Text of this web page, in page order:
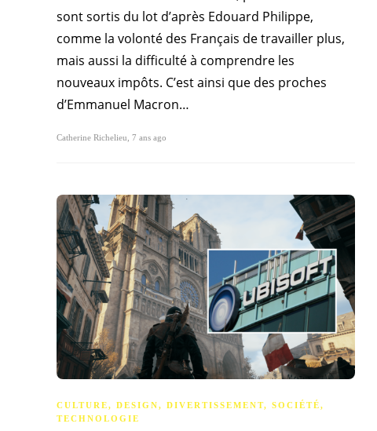
sont sortis du lot d’après Edouard Philippe,
comme la volonté des Français de travailler plus,
mais aussi la difficulté à comprendre les
nouveaux impôts. C’est ainsi que des proches
d’Emmanuel Macron…
Catherine Richelieu 7 ans ago
CULTURE, DESIGN, DIVERTISSEMENT, SOCIÉTÉ,
TECHNOLOGIE